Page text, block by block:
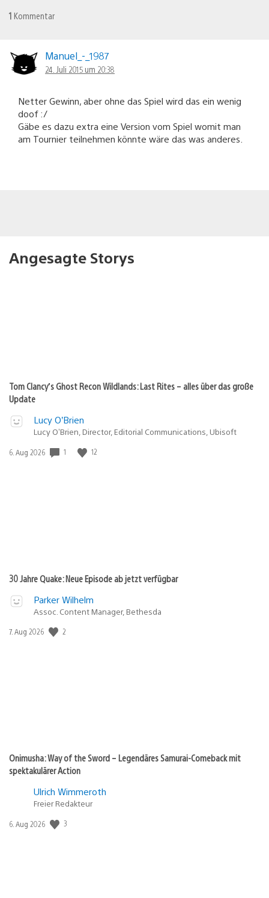
1 Kommentar
Manuel_-_1987
24. Juli 2015 um 20:38
Netter Gewinn, aber ohne das Spiel wird das ein wenig
doof :/
Gäbe es dazu extra eine Version vom Spiel womit man
am Tournier teilnehmen könnte wäre das was anderes.
Angesagte Storys
Tom Clancy’s Ghost Recon Wildlands: Last Rites – alles über das große
Update
Lucy O’Brien
Lucy O’Brien, Director, Editorial Communications, Ubisoft
Veröffentlichungsdatum:
6. Aug 2026 1 12
30 Jahre Quake: Neue Episode ab jetzt verfügbar
Parker Wilhelm
Assoc. Content Manager, Bethesda
Veröffentlichungsdatum:
7. Aug 2026 2
Onimusha: Way of the Sword – Legendäres Samurai-Comeback mit
spektakulärer Action
Ulrich Wimmeroth
Freier Redakteur
Veröffentlichungsdatum:
6. Aug 2026 3